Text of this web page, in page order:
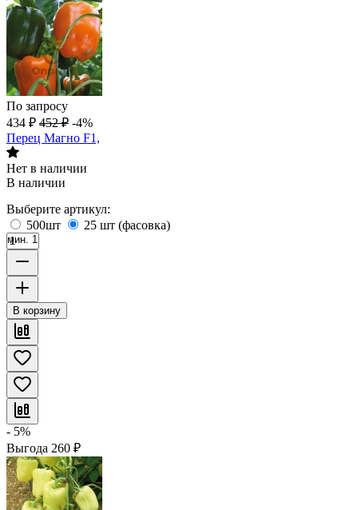
По запросу
434 ₽ 452 ₽ -4%
Перец Магно F1,
Нет в наличии
В наличии
Выберите артикул:
500шт
25 шт (фасовка)
мин. 1
В корзину
- 5%
Выгода 260 ₽